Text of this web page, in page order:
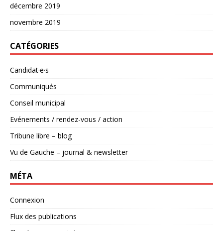
décembre 2019
novembre 2019
CATÉGORIES
Candidat·e·s
Communiqués
Conseil municipal
Evénements / rendez-vous / action
Tribune libre – blog
Vu de Gauche – journal & newsletter
MÉTA
Connexion
Flux des publications